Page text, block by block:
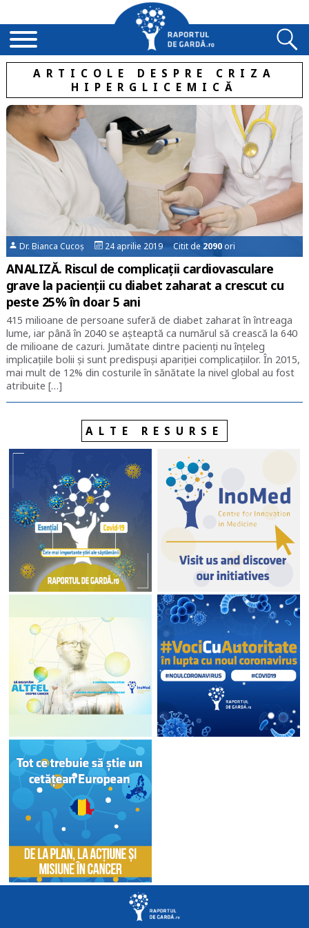
ARTICOLE DESPRE CRIZA
HIPERGLICEMICĂ
Dr. Bianca Cucoș 24 aprilie 2019 Citit de 2090ori
ANALIZĂ. Riscul de complicații cardiovasculare
grave la pacienții cu diabet zaharat a crescut cu
peste 25% în doar 5 ani
415 milioane de persoane suferă de diabet zaharat în întreaga
lume, iar până în 2040 se așteaptă ca numărul să crească la 640
de milioane de cazuri. Jumătate dintre pacienți nu înțeleg
implicațiile bolii și sunt predispuși apariției complicațiilor. În 2015,
mai mult de 12% din costurile în sănătate la nivel global au fost
atribuite […]
ALTE RESURSE